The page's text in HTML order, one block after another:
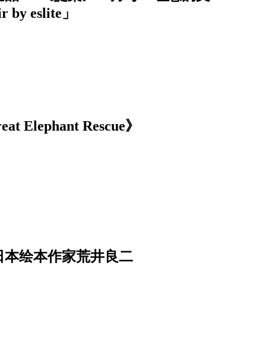
eslite」
Elephant Rescue》
绘本作家荒井良二